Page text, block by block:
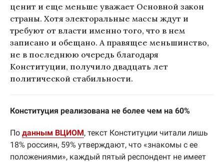
ценит и еще меньше уважает Основной закон
страны. Хотя электоральные массы ждут и
требуют от власти именно того, что в нем
записано и обещано. А правящее меньшинство,
не в последнюю очередь благодаря
Конституции, получило двадцать лет
политической стабильности.
Конституция реализована не более чем на 60%
По данным ВЦИОМ, текст Конституции читали лишь
18% россиян, 59% утверждают, что «знакомы с ее
положениями», каждый пятый респондент не имеет